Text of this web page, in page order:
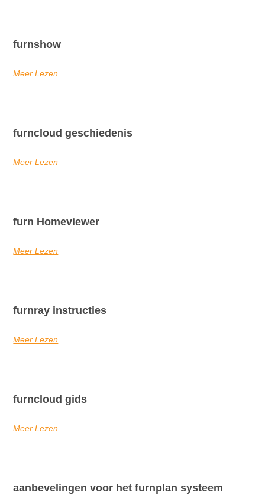
furnshow
Meer Lezen
furncloud geschiedenis
Meer Lezen
furn Homeviewer
Meer Lezen
furnray instructies
Meer Lezen
furncloud gids
Meer Lezen
aanbevelingen voor het furnplan systeem